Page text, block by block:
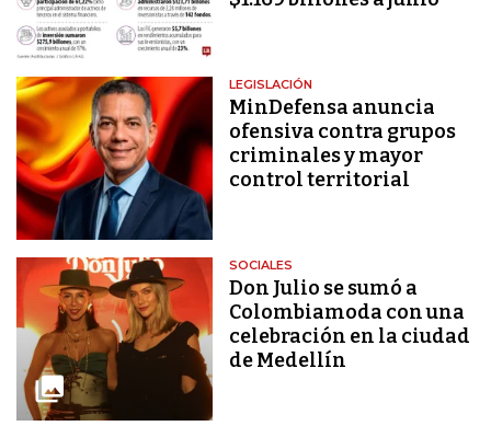
LEGISLACIÓN
MinDefensa anuncia
ofensiva contra grupos
criminales y mayor
control territorial
SOCIALES
Don Julio se sumó a
Colombiamoda con una
celebración en la ciudad
de Medellín